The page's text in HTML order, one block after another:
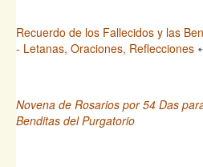
Recuerdo de los Fallecidos y las
- Letanas, Oraciones, Reflecciones
Novena de Rosarios por 54 Das
Benditas del Purgatorio